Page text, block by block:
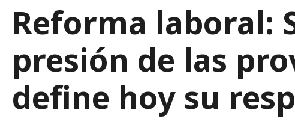
Reforma laboral:
presión de las
define hoy su